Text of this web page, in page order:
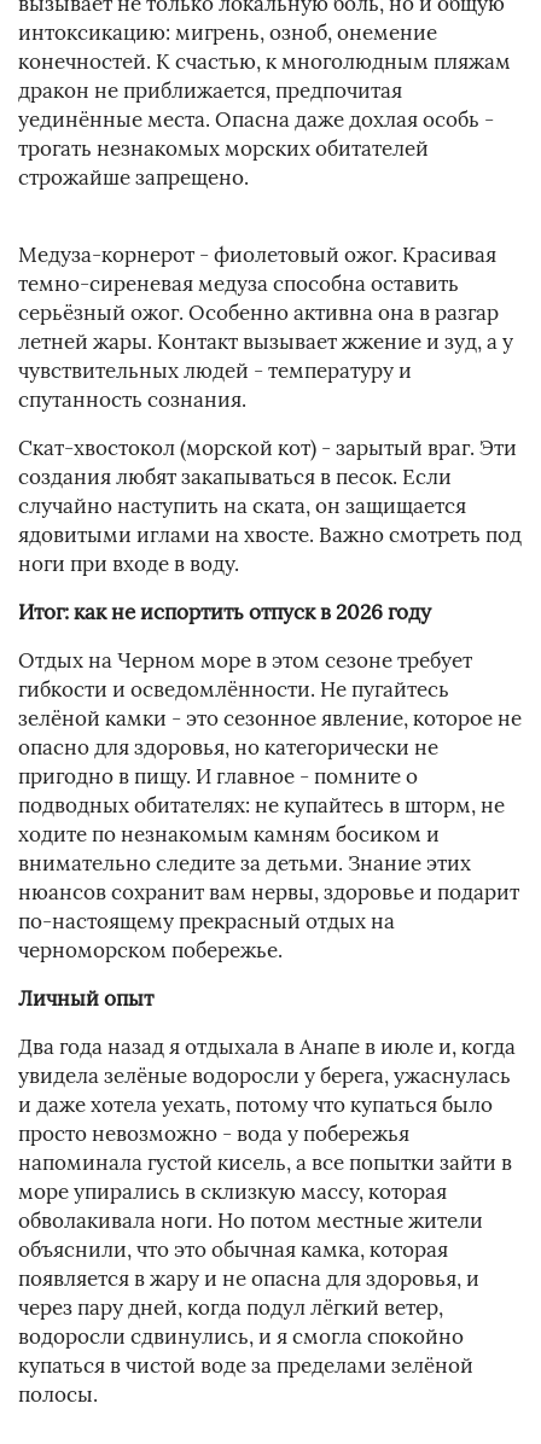
интоксикацию: мигрень, озноб, онемение
конечностей. К счастью, к многолюдным пляжам
дракон не приближается, предпочитая
уединённые места. Опасна даже дохлая особь -
трогать незнакомых морских обитателей
строжайше запрещено.
Медуза-корнерот - фиолетовый ожог. Красивая
темно-сиреневая медуза способна оставить
серьёзный ожог. Особенно активна она в разгар
летней жары. Контакт вызывает жжение и зуд, а у
чувствительных людей - температуру и
спутанность сознания.
Скат-хвостокол (морской кот) - зарытый враг. Эти
создания любят закапываться в песок. Если
случайно наступить на ската, он защищается
ядовитыми иглами на хвосте. Важно смотреть под
ноги при входе в воду.
Итог: как не испортить отпуск в 2026 году
Отдых на Черном море в этом сезоне требует
гибкости и осведомлённости. Не пугайтесь
зелёной камки - это сезонное явление, которое не
опасно для здоровья, но категорически не
пригодно в пищу. И главное - помните о
подводных обитателях: не купайтесь в шторм, не
ходите по незнакомым камням босиком и
внимательно следите за детьми. Знание этих
нюансов сохранит вам нервы, здоровье и подарит
по-настоящему прекрасный отдых на
черноморском побережье.
Личный опыт
Два года назад я отдыхала в Анапе в июле и, когда
увидела зелёные водоросли у берега, ужаснулась
и даже хотела уехать, потому что купаться было
просто невозможно - вода у побережья
напоминала густой кисель, а все попытки зайти в
море упирались в склизкую массу, которая
обволакивала ноги. Но потом местные жители
объяснили, что это обычная камка, которая
появляется в жару и не опасна для здоровья, и
через пару дней, когда подул лёгкий ветер,
водоросли сдвинулись, и я смогла спокойно
купаться в чистой воде за пределами зелёной
полосы.